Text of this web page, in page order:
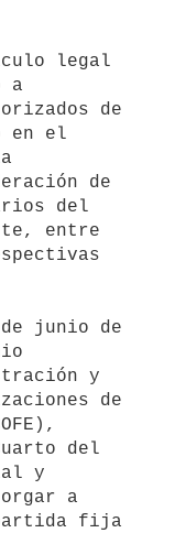
a
de
en el
de
del
entre
y
de
del
y
a
fija